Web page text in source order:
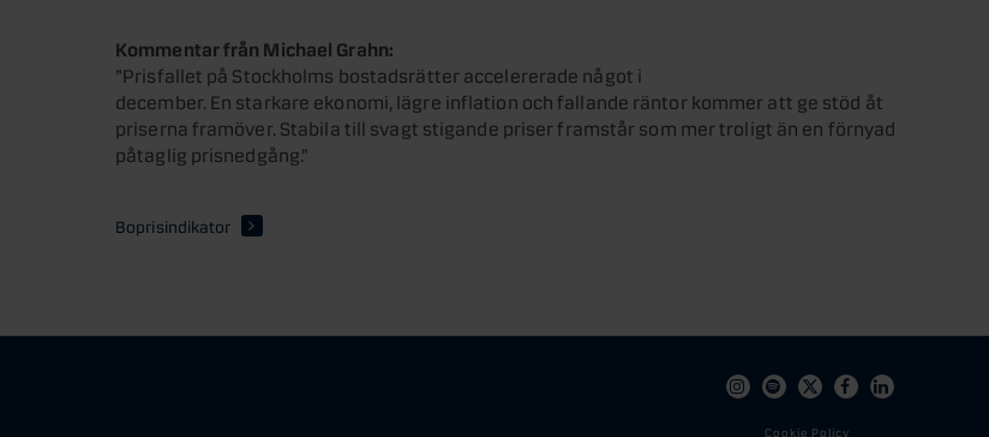
Kommentar från Michael Grahn:
”Prisfallet på Stockholms bostadsrätter accelererade något i
december. En starkare ekonomi, lägre inflation och fallande räntor kommer att ge stöd åt
priserna framöver. Stabila till svagt stigande priser framstår som mer troligt än en förnyad
påtaglig prisnedgång.”
Boprisindikator
Instagram
Spotify
X FacebookLinkedin
Cookie Policy